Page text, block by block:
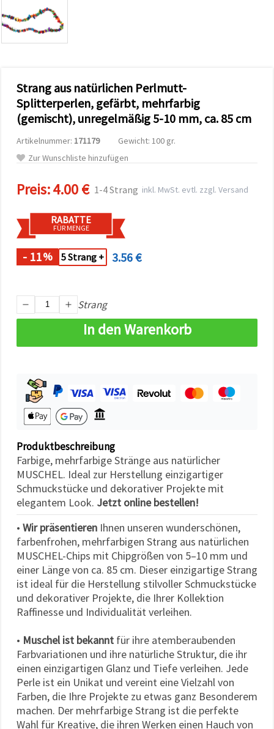
analysieren
sowie
Unterstützung
Partner für
Analyse
Marketing.
ablehnen
den
Einstellungen
individuell
festlegen.
Einwilligung
ändern
widerrufen.
Cookie-
Alle
akzeptieren
Cookie-
Strang aus natürlichen Perlmutt-
Splitterperlen, gefärbt, mehrfarbig
(gemischt), unregelmäßig 5-10 mm, ca. 85 cm
Artikelnummer: 171179
Gewicht: 100 gr.
Zur Wunschliste hinzufügen
Preis:4.00 € 1-4 Strang inkl. MwSt. evtl. zzgl. Versand
RABATTE
FÜR MENGE
- 11% 5 Strang + 3.56 €
Strang
In den Warenkorb
Produktbeschreibung
Farbige, mehrfarbige Stränge aus natürlicher
MUSCHEL. Ideal zur Herstellung einzigartiger
Schmuckstücke und dekorativer Projekte mit
elegantem Look. Jetzt online bestellen!
• Wir präsentieren Ihnen unseren wunderschönen,
farbenfrohen, mehrfarbigen Strang aus natürlichen
MUSCHEL-Chips mit Chipgrößen von 5–10 mm und
einer Länge von ca. 85 cm. Dieser einzigartige Strang
ist ideal für die Herstellung stilvoller Schmuckstücke
und dekorativer Projekte, die Ihrer Kollektion
Raffinesse und Individualität verleihen.
• Muschel ist bekannt für ihre atemberaubenden
Farbvariationen und ihre natürliche Struktur, die ihr
einen einzigartigen Glanz und Tiefe verleihen. Jede
Perle ist ein Unikat und vereint eine Vielzahl von
Farben, die Ihre Projekte zu etwas ganz Besonderem
machen. Der mehrfarbige Strang ist die perfekte
Wahl für Kreative, die ihren Werken einen Hauch von